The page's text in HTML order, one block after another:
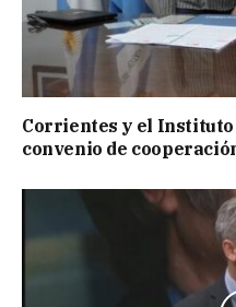
Corrientes y el
convenio de